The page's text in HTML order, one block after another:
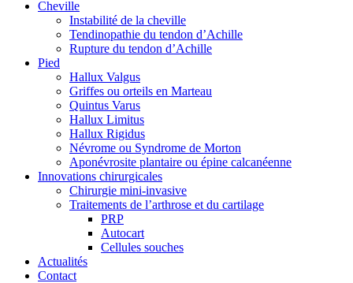
Cheville
Instabilité de la cheville
Tendinopathie du tendon d’Achille
Rupture du tendon d’Achille
Pied
Hallux Valgus
Griffes ou orteils en Marteau
Quintus Varus
Hallux Limitus
Hallux Rigidus
Névrome ou Syndrome de Morton
Aponévrosite plantaire ou épine calcanéenne
Innovations chirurgicales
Chirurgie mini-invasive
Traitements de l’arthrose et du cartilage
PRP
Autocart
Cellules souches
Actualités
Contact